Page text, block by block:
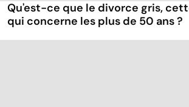
Qu'est-ce que le divorce gris,
qui concerne les plus de 50 ans ?